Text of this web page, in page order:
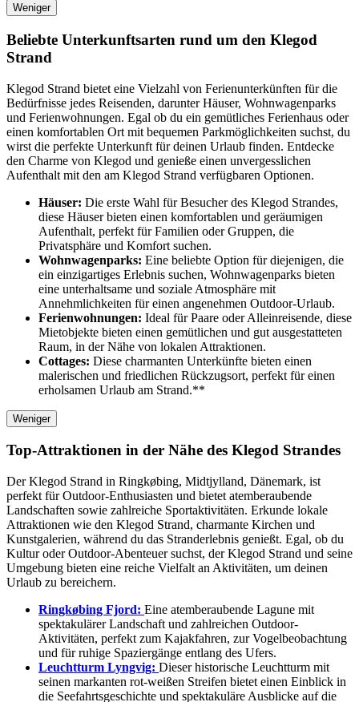
Weniger
Beliebte Unterkunftsarten rund um den Klegod
Strand
Klegod Strand bietet eine Vielzahl von Ferienunterkünften für die
Bedürfnisse jedes Reisenden, darunter Häuser, Wohnwagenparks
und Ferienwohnungen. Egal ob du ein gemütliches Ferienhaus oder
einen komfortablen Ort mit bequemen Parkmöglichkeiten suchst, du
wirst die perfekte Unterkunft für deinen Urlaub finden. Entdecke
den Charme von Klegod und genieße einen unvergesslichen
Aufenthalt mit den am Klegod Strand verfügbaren Optionen.
Häuser: Die erste Wahl für Besucher des Klegod Strandes,
diese Häuser bieten einen komfortablen und geräumigen
Aufenthalt, perfekt für Familien oder Gruppen, die
Privatsphäre und Komfort suchen.
Wohnwagenparks: Eine beliebte Option für diejenigen, die
ein einzigartiges Erlebnis suchen, Wohnwagenparks bieten
eine unterhaltsame und soziale Atmosphäre mit
Annehmlichkeiten für einen angenehmen Outdoor-Urlaub.
Ferienwohnungen: Ideal für Paare oder Alleinreisende, diese
Mietobjekte bieten einen gemütlichen und gut ausgestatteten
Raum, in der Nähe von lokalen Attraktionen.
Cottages: Diese charmanten Unterkünfte bieten einen
malerischen und friedlichen Rückzugsort, perfekt für einen
erholsamen Urlaub am Strand.**
Weniger
Top-Attraktionen in der Nähe des Klegod Strandes
Der Klegod Strand in Ringkøbing, Midtjylland, Dänemark, ist
perfekt für Outdoor-Enthusiasten und bietet atemberaubende
Landschaften sowie zahlreiche Sportaktivitäten. Erkunde lokale
Attraktionen wie den Klegod Strand, charmante Kirchen und
Kunstgalerien, während du das Stranderlebnis genießt. Egal, ob du
Kultur oder Outdoor-Abenteuer suchst, der Klegod Strand und seine
Umgebung bieten eine reiche Vielfalt an Aktivitäten, um deinen
Urlaub zu bereichern.
Ringkøbing Fjord: Eine atemberaubende Lagune mit
spektakulärer Landschaft und zahlreichen Outdoor-
Aktivitäten, perfekt zum Kajakfahren, zur Vogelbeobachtung
und für ruhige Spaziergänge entlang des Ufers.
Leuchtturm Lyngvig: Dieser historische Leuchtturm mit
seinen markanten rot-weißen Streifen bietet einen Einblick in
die Seefahrtsgeschichte und spektakuläre Ausblicke auf die